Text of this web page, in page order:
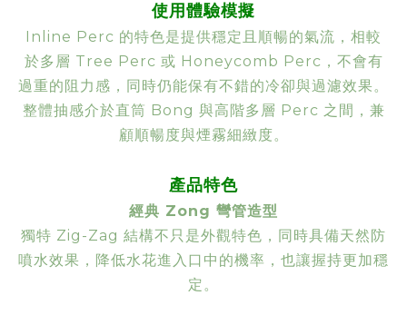
使用體驗模擬
Inline Perc 的特色是提供穩定且順暢的氣流，相較
於多層 Tree Perc 或 Honeycomb Perc，不會有
過重的阻力感，同時仍能保有不錯的冷卻與過濾效果。
整體抽感介於直筒 Bong 與高階多層 Perc 之間，兼
顧順暢度與煙霧細緻度。
產品特色
經典 Zong 彎管造型
獨特 Zig-Zag 結構不只是外觀特色，同時具備天然防
噴水效果，降低水花進入口中的機率，也讓握持更加穩
定。